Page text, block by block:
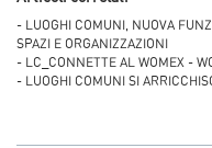
- LUOGHI COMUNI, NUOVA
SPAZI E ORGANIZZAZIONI
- LC_CONNETTE AL WOMEX -
- LUOGHI COMUNI SI